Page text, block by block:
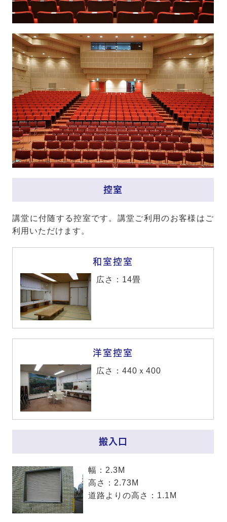
控室
講堂に付随する控室です。講堂ご利用のお客様はご
利用いただけます。
和室控室
広さ：14畳
洋室控室
広さ：440ｘ400
搬入口
幅：2.3M
高さ：2.73M
道路よりの高さ：1.1M